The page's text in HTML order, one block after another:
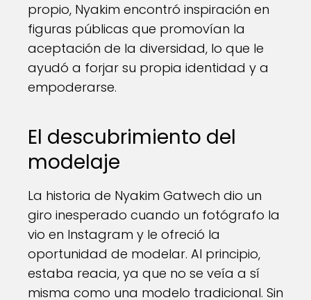
propio, Nyakim encontró inspiración en
figuras públicas que promovían la
aceptación de la diversidad, lo que le
ayudó a forjar su propia identidad y a
empoderarse.
El descubrimiento del
modelaje
La historia de Nyakim Gatwech dio un
giro inesperado cuando un fotógrafo la
vio en Instagram y le ofreció la
oportunidad de modelar. Al principio,
estaba reacia, ya que no se veía a sí
misma como una modelo tradicional. Sin